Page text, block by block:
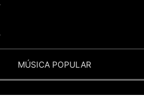
MÚSICA POPULAR